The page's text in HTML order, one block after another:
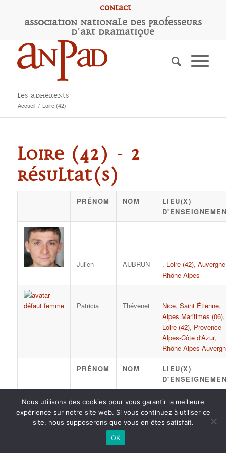
Contact
Association Nationale des Professeurs
d'Art Dramatique
Les adhérents
Accueil / Loire (42)
Loire (42) - 2
résultat(s)
PRÉNOM NOM
LIEU(X)
Julien AUBRUN , Loire (42),
Rhône Alpes
Patricia Thévenet Nice, Saint Étienne,
Alpes Maritimes (06),
Loire (42), Provence-
Alpes-Côte d'Azur,
Rhône-Alpes
PRÉNOM NOM
LIEU(X)
2015 anPad - Réalisation
Nous utilisons des cookies pour vous garantir la meilleure
expérience sur notre site web. Si vous continuez à utiliser ce
site, nous supposerons que vous en êtes satisfait.
OK